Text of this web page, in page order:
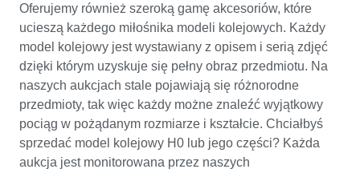
Oferujemy również szeroką gamę akcesoriów, które
ucieszą każdego miłośnika modeli kolejowych. Każdy
model kolejowy jest wystawiany z opisem i serią zdjęć
dzięki którym uzyskuje się pełny obraz przedmiotu. Na
naszych aukcjach stale pojawiają się różnorodne
przedmioty, tak więc każdy możne znaleźć wyjątkowy
pociąg w pożądanym rozmiarze i kształcie. Chciałbyś
sprzedać model kolejowy H0 lub jego części? Każda
aukcja jest monitorowana przez naszych